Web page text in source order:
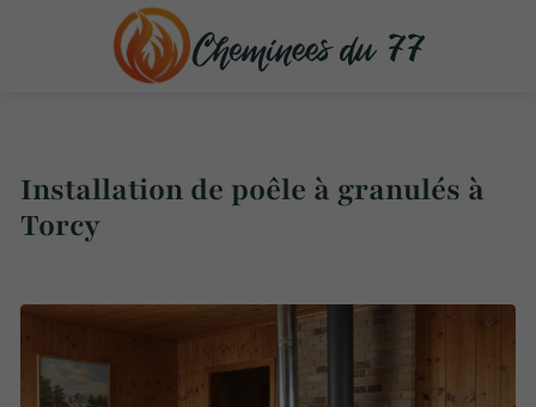
Installation de poêle à granulés à
Torcy